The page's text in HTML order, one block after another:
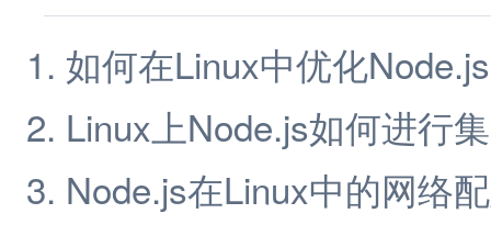
如何在Linux中优化
Linux上Node.js如何进行
Node.js在Linux中的网络